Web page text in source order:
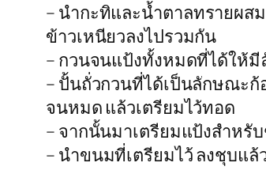
– นำกะทิและน้ำตาลทรายผส
ข้าวเหนียวลงไปรวมกัน
– กวนจนแป้งทั้งหมดที่ได้ให้
– ปั้นถั่วกวนที่ได้เป็นลักษณะก้
จนหมด แล้วเตรียมไว้ทอด
– จากนั้นมาเตรียมแป้งสำหรั
– นำขนมที่เตรียมไว้ ลงชุบแ